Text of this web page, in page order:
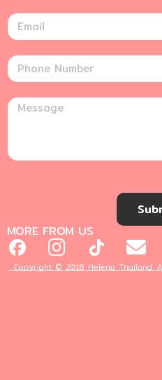
MORE FROM US
Copyright © 2018 Helena Thailand.